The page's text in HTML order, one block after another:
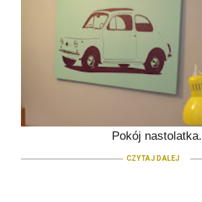
Pokój nastolatka.
CZYTAJ DALEJ